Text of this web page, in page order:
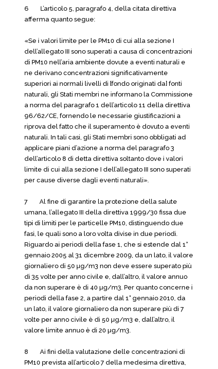
6 L’articolo 5, paragrafo 4, della citata direttiva
afferma quanto segue:
«Se i valori limite per le PM10 di cui alla sezione I
dell’allegato III sono superati a causa di concentrazioni
di PM10 nell’aria ambiente dovute a eventi naturali e
ne derivano concentrazioni significativamente
superiori ai normali livelli di [fondo originati da] fonti
naturali, gli Stati membri ne informano la Commissione
a norma del paragrafo 1 dell’articolo 11 della direttiva
96/62/CE, fornendo le necessarie giustificazioni a
riprova del fatto che il superamento è dovuto a eventi
naturali. In tali casi, gli Stati membri sono obbligati ad
applicare piani d’azione a norma del paragrafo 3
dell’articolo 8 di detta direttiva soltanto dove i valori
limite di cui alla sezione I dell’allegato III sono superati
per cause diverse dagli eventi naturali».
7 Al fine di garantire la protezione della salute
umana, l’allegato III della direttiva 1999/30 fissa due
tipi di limiti per le particelle PM10, distinguendo due
fasi, le quali sono a loro volta divise in due periodi.
Riguardo ai periodi della fase 1, che si estende dal 1°
gennaio 2005 al 31 dicembre 2009, da un lato, il valore
giornaliero di 50 µg/m3 non deve essere superato più
di 35 volte per anno civile e, dall’altro, il valore annuo
da non superare è di 40 µg/m3. Per quanto concerne i
periodi della fase 2, a partire dal 1° gennaio 2010, da
un lato, il valore giornaliero da non superare più di 7
volte per anno civile è di 50 µg/m3 e, dall’altro, il
valore limite annuo è di 20 µg/m3.
8 Ai fini della valutazione delle concentrazioni di
PM10 prevista all’articolo 7 della medesima direttiva,